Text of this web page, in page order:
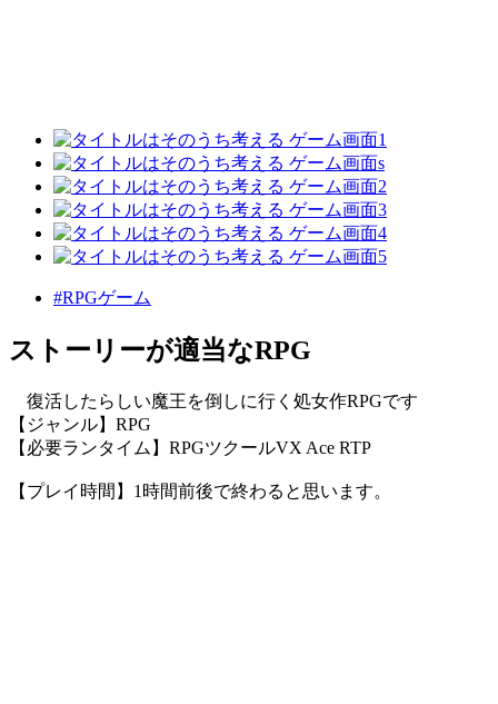
#RPGゲーム
ストーリーが適当なRPG
復活したらしい魔王を倒しに行く処女作RPGです
【ジャンル】RPG
【必要ランタイム】RPGツクールVX Ace RTP
【プレイ時間】1時間前後で終わると思います。